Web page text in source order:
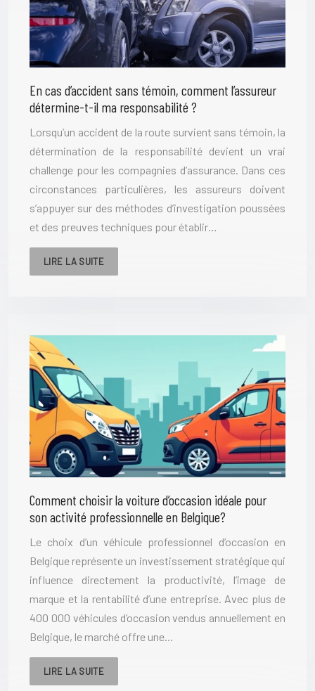
En cas d’accident sans témoin, comment l’assureur
détermine-t-il ma responsabilité ?
Lorsqu’un accident de la route survient sans témoin, la
détermination de la responsabilité devient un vrai
challenge pour les compagnies d’assurance. Dans ces
circonstances particulières, les assureurs doivent
s’appuyer sur des méthodes d’investigation poussées
et des preuves techniques pour établir…
LIRE LA SUITE
Comment choisir la voiture d’occasion idéale pour
son activité professionnelle en Belgique?
Le choix d’un véhicule professionnel d’occasion en
Belgique représente un investissement stratégique qui
influence directement la productivité, l’image de
marque et la rentabilité d’une entreprise. Avec plus de
400 000 véhicules d’occasion vendus annuellement en
Belgique, le marché offre une…
LIRE LA SUITE